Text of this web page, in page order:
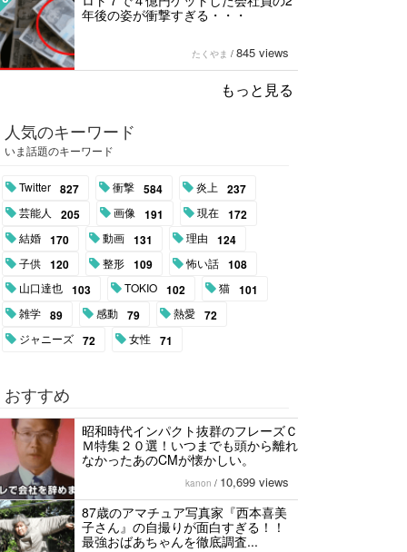
年後の姿が衝撃すぎる・・・
たくやま / 845 views
もっと見る
人気のキーワード
いま話題のキーワード
Twitter 827 衝撃 584 炎上 237
芸能人 205 画像 191 現在 172
結婚 170 動画 131 理由 124
子供 120 整形 109 怖い話 108
山口達也 103 TOKIO 102 猫 101
雑学 89 感動 79 熱愛 72
ジャニーズ 72 女性 71
おすすめ
昭和時代インパクト抜群のフレーズＣ
Ｍ特集２０選！いつまでも頭から離れ
なかったあのCMが懐かしい。
kanon / 10,699 views
87歳のアマチュア写真家『西本喜美
子さん』の自撮りが面白すぎる！！
最強おばあちゃんを徹底調査...